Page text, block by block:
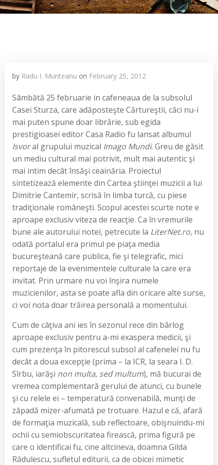
by Radu I. Munteanu on February 25, 2012
Sâmbătă 25 februarie in cafeneaua de la subsolul
Casei Sturza, care adăposteşte Cărtureştii, căci nu-i
mai puten spune doar librărie, sub egida
prestigioasei editor Casa Radio fu lansat albumul
Isvoral grupului muzical Imago Mundi. Greu de găsit
un mediu cultural mai potrivit, mult mai autentic şi
mai intim decât însăşi ceainăria. Proiectul
sintetizează elemente din Cartea ştiinţei muzicii a lui
Dimitrie Cantemir, scrisă în limba turcă, cu piese
tradiţionale româneşti. Scopul acestei scurte note e
aproape exclusiv viteza de reacţie. Ca în vremurile
bune ale autorului notei, petrecute la LiterNet.ro, nu
odată portalul era primul pe piaţa media
bucureşteană care publica, fie şi telegrafic, mici
reportaje de la evenimentele culturale la care era
invitat. Prin urmare nu voi înşira numele
muzicienilor, asta se poate afla din oricare alte surse,
ci voi nota doar trăirea personală a momentului.
Cum de câţiva ani ies în sezonul rece din bârlog
aproape exclusiv pentru a-mi exaspera medicii, şi
cum prezenţa în pitorescul subsol al cafenelei nu fu
decât a doua excepţie (prima – la ICR, la seara I. D.
Sîrbu, iarăşi non multa, sed multum), mă bucurai de
vremea complementară gerului de atunci, cu bunele
şi cu relele ei – temperatură convenabilă, munţi de
zăpadă mizer-afumată pe trotuare. Hazul e că, afară
de formaţia muzicală, sub reflectoare, obişnuindu-mi
ochii cu semiobscuritatea firească, prima figură pe
care o identificai fu, cine altcineva, doamna Gilda
Rădulescu, sufletul editurii, ca de obicei mimetic